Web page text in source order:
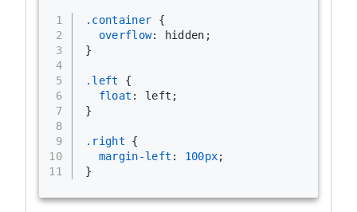
1
2
3
4
5
6
7
8
9
10
11
.container {
overflow: hidden;
}
.left
{
float : left;
}
.right {
margin-left : 100px;
}